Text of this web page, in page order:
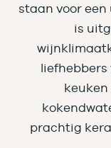
staan voor
is
liefhebbers
keuken
prachtig